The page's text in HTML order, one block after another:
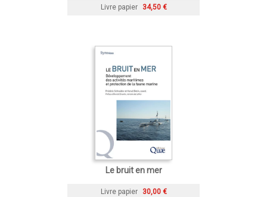
Livre papier 34,50 €
Le bruit en mer
Livre papier 30,00 €